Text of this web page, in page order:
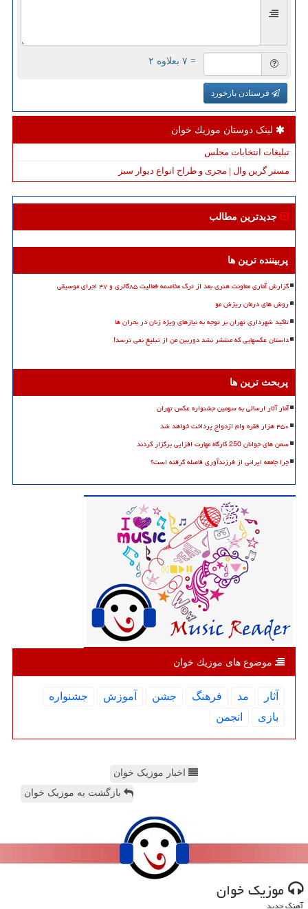
= ۷ بعلاوه ۲
فرستادن بازخورد
لینک دوستان موزیك خوان
تبلیغات انتخابات مجلس
مستر گرین وال | مجری و طراح انواع دیوار سبز
جدیدترین مطالب
پربیننده ترین ها
گزارش آماری معاونت هنری بعد از ترک مخاصمه فعالیت ۸۵گالری و ۴۷ اجرای موسیقی
روش های درمان ریزش مو
تاکید شهرداری تهران بر توجه به نیازهای ویژه زنان در بحران ها
داستان عکسهایی که منتشر نشد دوربین من از تبلیغ نمی ترسد!
پربحث ترین ها
آمار آثار ارسالی به سومین جشنواره عکس تهران
۴۵۰ هزار فقره وام ازدواج پرداخت خواهد شد
سمن های جوانان 250 کارگاه مهارت افزایی برگزار کردند
چرا جامعه ایرانی از فرزندآوری فاصله گرفته است؟
موضوع های موزیك خوان
آثار مد فرهنگ جشن آموزش
جشنواره
بازی
انجمن
اخبار موزیک خوان
بازگشت به موزیک خوان
موزیك خوان
آهنگ جدید